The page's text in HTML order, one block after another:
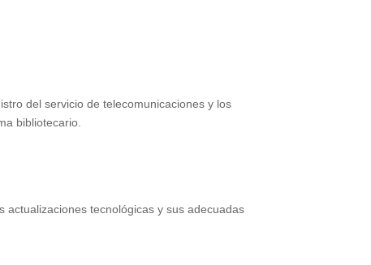
del servicio de telecomunicaciones y los
bibliotecario.
tecnológicas y sus adecuadas